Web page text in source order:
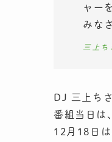
ャー
みな
三上
DJ 三上ち
番組当日は
12月18日